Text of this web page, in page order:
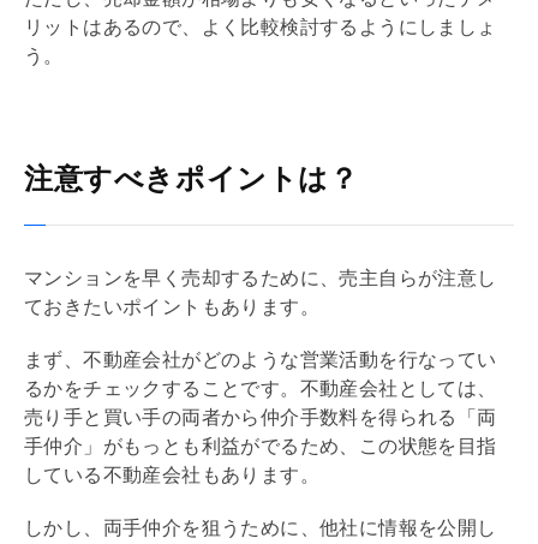
リットはあるので、よく比較検討するようにしましょ
う。
注意すべきポイントは？
マンションを早く売却するために、売主自らが注意し
ておきたいポイントもあります。
まず、不動産会社がどのような営業活動を行なってい
るかをチェックすることです。不動産会社としては、
売り手と買い手の両者から仲介手数料を得られる「両
手仲介」がもっとも利益がでるため、この状態を目指
している不動産会社もあります。
しかし、両手仲介を狙うために、他社に情報を公開し